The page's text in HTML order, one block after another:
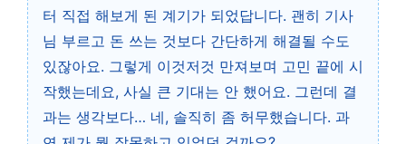
터 직접 해보게 된 계기가 되었답니다. 괜히 기사
님 부르고 돈 쓰는 것보다 간단하게 해결될 수도
있잖아요. 그렇게 이것저것 만져보며 고민 끝에 시
작했는데요, 사실 큰 기대는 안 했어요. 그런데 결
과는 생각보다… 네, 솔직히 좀 허무했습니다. 과